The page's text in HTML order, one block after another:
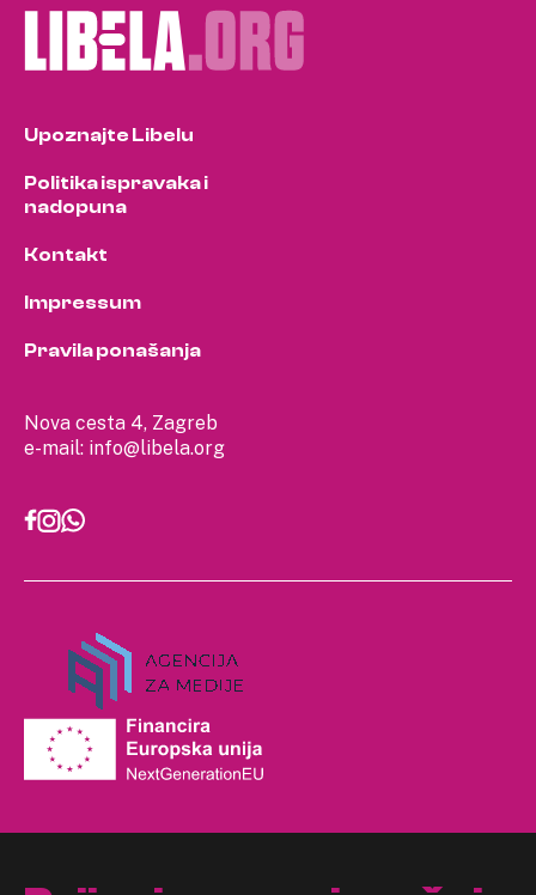
Nova cesta 4, Zagreb
e-mail: info@libela.org
Upoznajte Libelu
Politika ispravaka i
nadopuna
Kontakt
Impressum
Pravila ponašanja